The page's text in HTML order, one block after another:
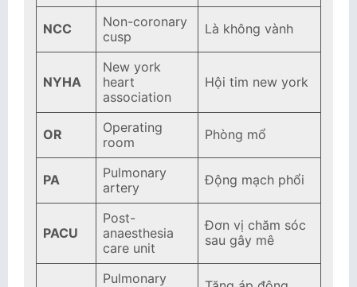
NCC
Non-coronary
cusp
Là không vành
NYHA
New york
heart
association
Hội tim new york
OR
Operating
room
Phòng mổ
PA
Pulmonary
artery
Động mạch phổi
PACU
Post-
anaesthesia
care unit
Đơn vị chăm sóc
sau gây mê
Pulmonary